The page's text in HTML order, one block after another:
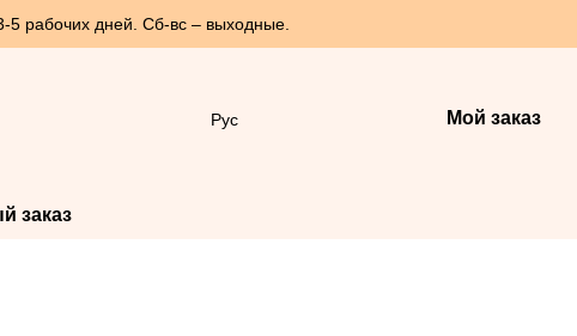
5 рабочих дней. Сб-вс – выходные.
Рус Мой заказ
заказ